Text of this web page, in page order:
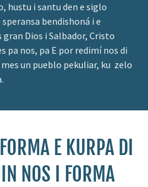
hustu i santu den e siglo
bendishoná i e
Dios i Salbador, Cristo
pa nos, pa E por redimí nos di
un pueblo pekuliar, ku zelo
E KURPA DI
NOS I FORMA